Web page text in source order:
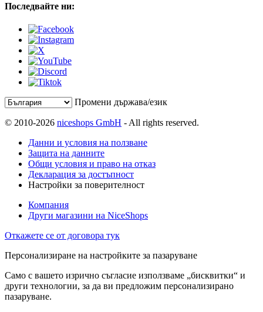
Последвайте ни:
Промени държава/език
© 2010-2026 niceshops GmbH - All rights reserved.
Данни и условия на ползване
Защита на данните
Общи условия и право на отказ
Декларация за достъпност
Настройки за поверителност
Компания
Други магазини на NiceShops
Откажете се от договора тук
Персонализиране на настройките за пазаруване
Само с вашето изрично съгласие използваме „бисквитки“ и
други технологии, за да ви предложим персонализирано
пазаруване.